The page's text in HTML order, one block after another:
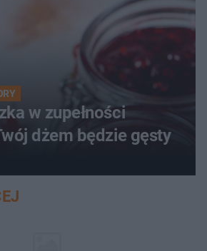
w zupełności
dżem będzie gęsty